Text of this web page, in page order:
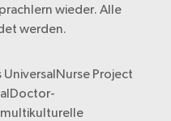
wieder. Alle
werden.
Project